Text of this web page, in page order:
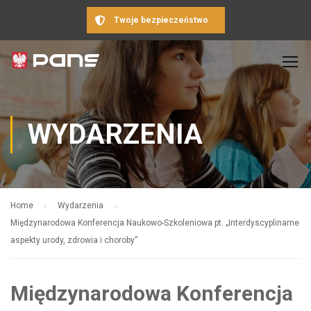
Twoje bezpieczeństwo
WYDARZENIA
Home
Wydarzenia
Międzynarodowa Konferencja Naukowo-Szkoleniowa pt. „Interdyscyplinarne
aspekty urody, zdrowia i choroby”
Międzynarodowa Konferencja